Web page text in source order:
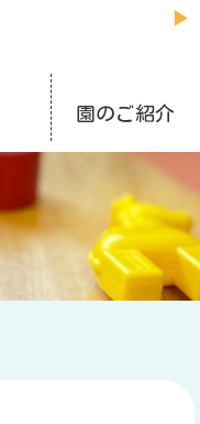
▶
園のご紹介